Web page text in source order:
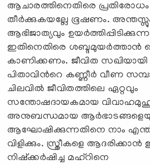
ആചാരത്തിനെതിരെ പ്രതിരോധം
തീര്‍ക്കുകയല്ലേ ഭൂഷണം.
ആഭിജാത്യവും
ഇതിനെതിരെ
കാണിക്കണം. ജീവിത
പിതാവിന്‍റെ കണ്ണീര്‍ വീണ
ചിലവില്‍ ജീവിതത്തിലെ ഏറ്റവും
സന്തോഷദായകമായ
അനുബന്ധമായ
ആഘോഷിക്കുന്നതിനെ നാം എന്ത്
വിളിക്കും. സ്ത്രീകളെ
നിഷ്ക്കര്‍ഷിച്ച മഹ്റിനെ